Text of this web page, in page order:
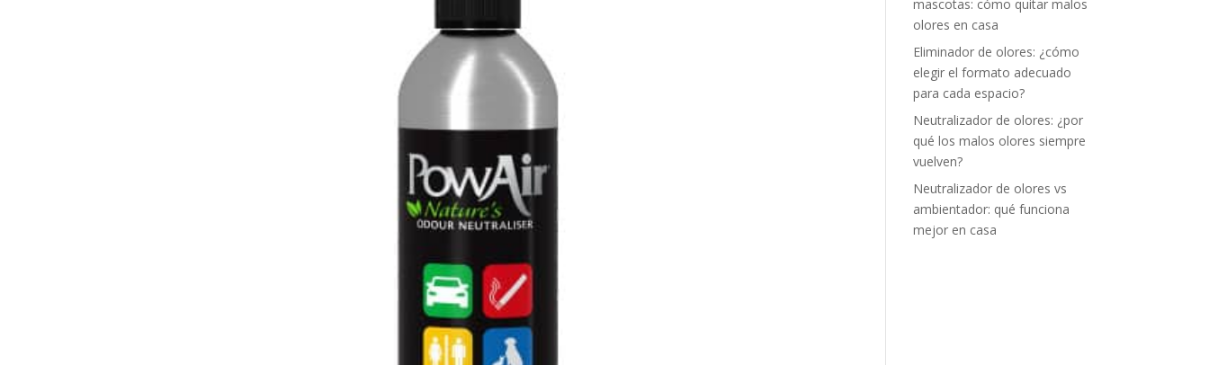
mascotas: cómo quitar malos
olores en casa
Eliminador de olores: ¿cómo
elegir el formato adecuado
para cada espacio?
Neutralizador de olores: ¿por
qué los malos olores siempre
vuelven?
Neutralizador de olores vs
ambientador: qué funciona
mejor en casa